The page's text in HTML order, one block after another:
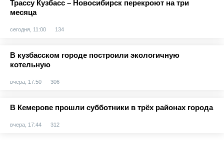
Трассу Кузбасс – Новосибирск перекроют на три
месяца
сегодня, 11:00 134
В кузбасском городе построили экологичную
котельную
вчера, 17:50 306
В Кемерове прошли субботники в трёх районах города
вчера, 17:44 312